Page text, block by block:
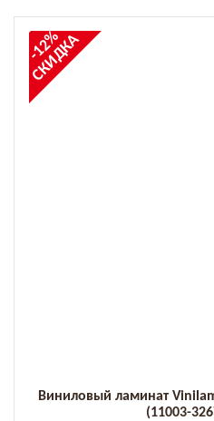
-12%
СКИДКА
Виниловый ламинат
(11003-